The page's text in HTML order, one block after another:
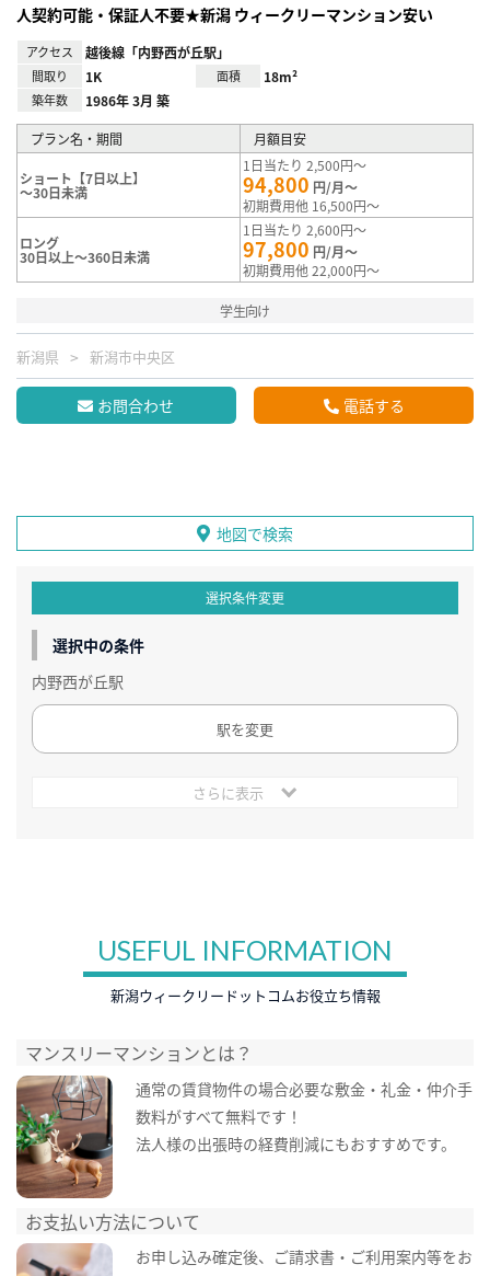
人契約可能・保証人不要★新潟 ウィークリーマンション安い
アクセス 越後線「内野西が丘駅」
間取り 1K 面積 18m²
築年数 1986年 3月 築
プラン名・期間 月額目安
ショート【7日以上】
～30日未満
1日当たり 2,500円～
94,800 円/月～
初期費用他 16,500円～
ロング
30日以上～360日未満
1日当たり 2,600円～
97,800 円/月～
初期費用他 22,000円～
学生向け
新潟県 新潟市中央区
お問合わせ 電話する
地図で検索
選択条件変更
選択中の条件
内野西が丘駅
駅を変更
さらに表示
USEFUL INFORMATION
新潟ウィークリードットコムお役立ち情報
マンスリーマンションとは？
通常の賃貸物件の場合必要な敷金・礼金・仲介手
数料がすべて無料です！
法人様の出張時の経費削減にもおすすめです。
お支払い方法について
お申し込み確定後、ご請求書・ご利用案内等をお